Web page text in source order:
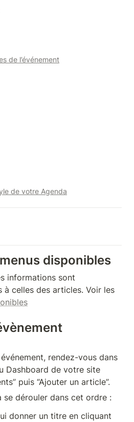
de l’événement
de votre Agenda
disponibles
informations sont
rendez-vous dans
Dashboard de votre site
puis “Ajouter un article”.
dérouler dans cet ordre :
donner un titre en cliquant